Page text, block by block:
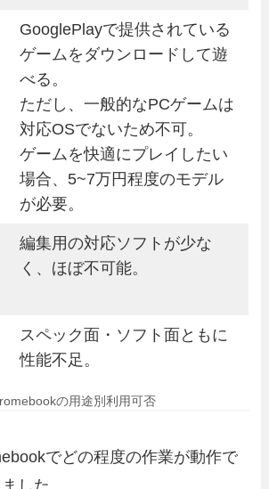
GooglePlayで提供されている
ゲームをダウンロードして遊
べる。
ただし、一般的なPCゲームは
対応OSでないため不可。
ゲームを快適にプレイしたい
場合、5~7万円程度のモデル
が必要。
編集用の対応ソフトが少な
く、ほぼ不可能。
スペック面・ソフト面ともに
性能不足。
の用途別利用可否
でどの程度の作業が動作で
した。